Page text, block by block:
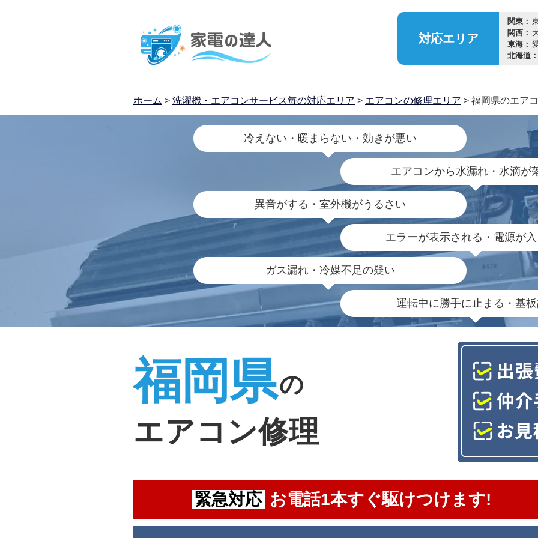
対応エリア
関東：
関西：
東海：
北海道：
ホーム > 洗濯機・エアコンサービス毎の対応エリア > エアコンの修理エリア > 福岡県のエア
冷えない・暖まらない・効きが悪い
エアコンから水漏れ・水滴が
異音がする・室外機がうるさい
エラーが表示される・電源が
ガス漏れ・冷媒不足の疑い
運転中に勝手に止まる・基
福岡県の
エアコン修理
緊急対応 お電話1本すぐ駆けつけます!